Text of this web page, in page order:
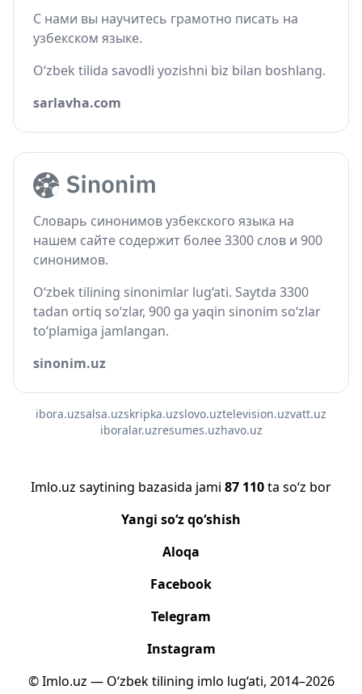
С нами вы научитесь грамотно писать на
узбекском языке.
O‘zbek tilida savodli yozishni biz bilan boshlang.
sarlavha.com
Словарь синонимов узбекского языка на
нашем сайте содержит более 3300 слов и 900
синонимов.
O‘zbek tilining sinonimlar lug‘ati. Saytda 3300
tadan ortiq so‘zlar, 900 ga yaqin sinonim so‘zlar
to‘plamiga jamlangan.
sinonim.uz
ibora.uzsalsa.uzskripka.uzslovo.uztelevision.uzvatt.uz
iboralar.uzresumes.uzhavo.uz
Imlo.uz saytining bazasida jami 87 110ta so‘z bor
Yangi so‘z qo‘shish
Aloqa
Facebook
Telegram
Instagram
© Imlo.uz — O‘zbek tilining imlo lug‘ati, 2014–2026